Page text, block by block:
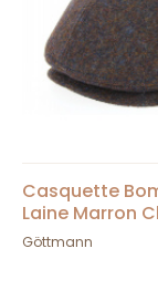
Casquette
Laine Marron
Göttmann